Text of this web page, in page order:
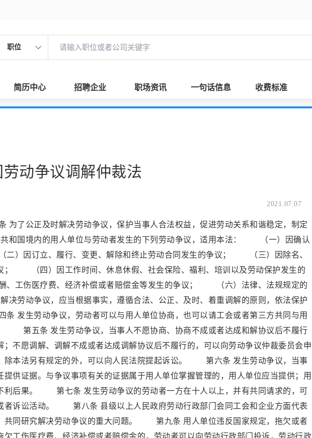
职位
简历中心 招聘企业 职场资讯 一句话信息 收费标准
动争议调解仲裁法
2021.07.07
正及时解决劳动争议，保护当事人合法权益，促进劳动关系和谐稳定，制定
国境内的用人单位与劳动者发生的下列劳动争议，适用本法： （一）因确认
）因订立、履行、变更、解除和终止劳动合同发生的争议； （三）因除名、
； （四）因工作时间、休息休假、社会保险、福利、培训以及劳动保护发生的
工伤医疗费、经济补偿或者赔偿金等发生的争议； （六）法律、法规规定的
劳动争议，应当根据事实，遵循合法、公正、及时、着重调解的原则，依法保护
发生劳动争议，劳动者可以与用人单位协商，也可以请工会或者第三方共同与用
第五条 发生劳动争议，当事人不愿协商、协商不成或者达成和解协议后不履行
；不愿调解、调解不成或者达成调解协议后不履行的，可以向劳动争议仲裁委员会申
除本法另有规定的外，可以向人民法院提起诉讼。 第六条 发生劳动争议，当事
提供证据。与争议事项有关的证据属于用人单位掌握管理的，用人单位应当提供；用
利后果。 第七条 发生劳动争议的劳动者一方在十人以上，并有共同请求的，可
者诉讼活动。 第八条 县级以上人民政府劳动行政部门会同工会和企业方面代表
共同研究解决劳动争议的重大问题。 第九条 用人单位违反国家规定，拖欠或者
欠工伤医疗费、经济补偿或者赔偿金的，劳动者可以向劳动行政部门投诉，劳动行政